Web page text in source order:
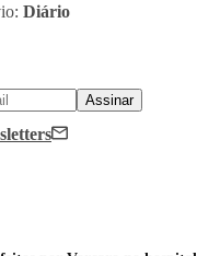
Diário
Assinar